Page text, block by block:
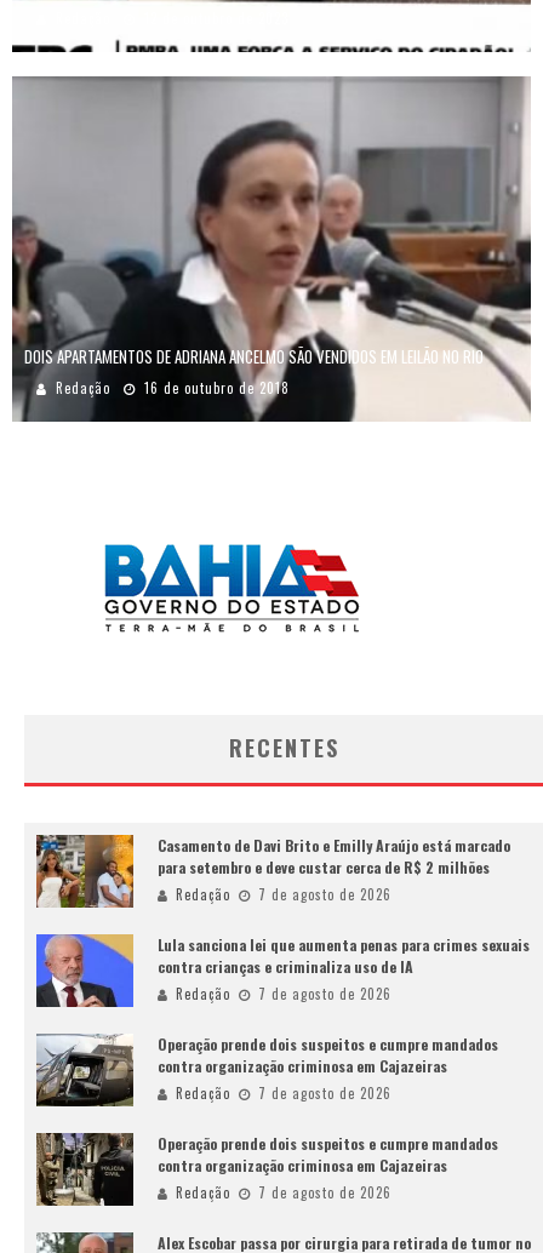
DOIS APARTAMENTOS DE ADRIANA ANCELMO SÃO VENDIDOS EM LEILÃO NO RIO
Redação 16 de outubro de 2018
RECENTES
Casamento de Davi Brito e Emilly Araújo está marcado
para setembro e deve custar cerca de R$ 2 milhões
Redação 7 de agosto de 2026
Lula sanciona lei que aumenta penas para crimes sexuais
contra crianças e criminaliza uso de IA
Redação 7 de agosto de 2026
Operação prende dois suspeitos e cumpre mandados
contra organização criminosa em Cajazeiras
Redação 7 de agosto de 2026
Operação prende dois suspeitos e cumpre mandados
contra organização criminosa em Cajazeiras
Redação 7 de agosto de 2026
Alex Escobar passa por cirurgia para retirada de tumor no